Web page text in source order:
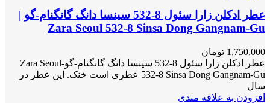
عطر ادکلن زارا سئول 8-532 سینسا دانگ گانگنام-گو |
Zara Seoul 532-8 Sinsa Dong Gangnam-Gu
1,750,000 تومان
عطر ادکلن زارا سئول 8-532 سینسا دانگ گانگنام-گو-Zara Seoul
532-8 Sinsa Dong Gangnam-Gu عطری است خنک. این عطر در
سال
افزودن به علاقه مندی